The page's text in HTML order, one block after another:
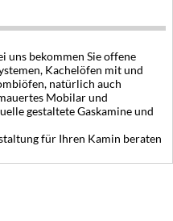
uns bekommen Sie offene
Kachelöfen mit und
natürlich auch
Mobilar und
gestaltete Gaskamine und
für Ihren Kamin beraten